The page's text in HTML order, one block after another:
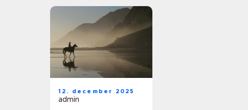
12. december 2025
admin